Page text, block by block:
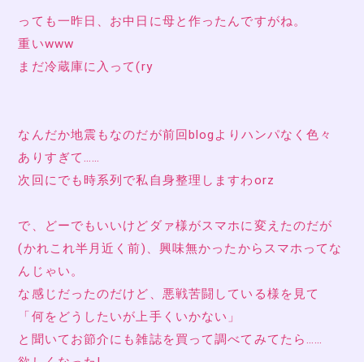
っても一昨日、お中日に母と作ったんですがね。
重いwww
まだ冷蔵庫に入って(ry
なんだか地震もなのだが前回blogよりハンパなく色々
ありすぎて……
次回にでも時系列で私自身整理しますわorz
で、どーでもいいけどダァ様がスマホに変えたのだが
(かれこれ半月近く前)、興味無かったからスマホってな
んじゃい。
な感じだったのだけど、悪戦苦闘している様を見て
「何をどうしたいが上手くいかない」
と聞いてお節介にも雑誌を買って調べてみてたら……